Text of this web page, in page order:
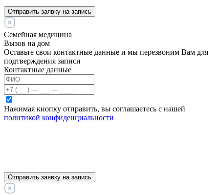
Отправить заявку на запись
Семейная медицина
Вызов на дом
Оставьте свои контактные данные и мы перезвоним Вам для
подтверждения записи
Контактные данные
Нажимая кнопку отправить, вы соглашаетесь с нашей
политикой конфиденциальности
Отправить заявку на запись